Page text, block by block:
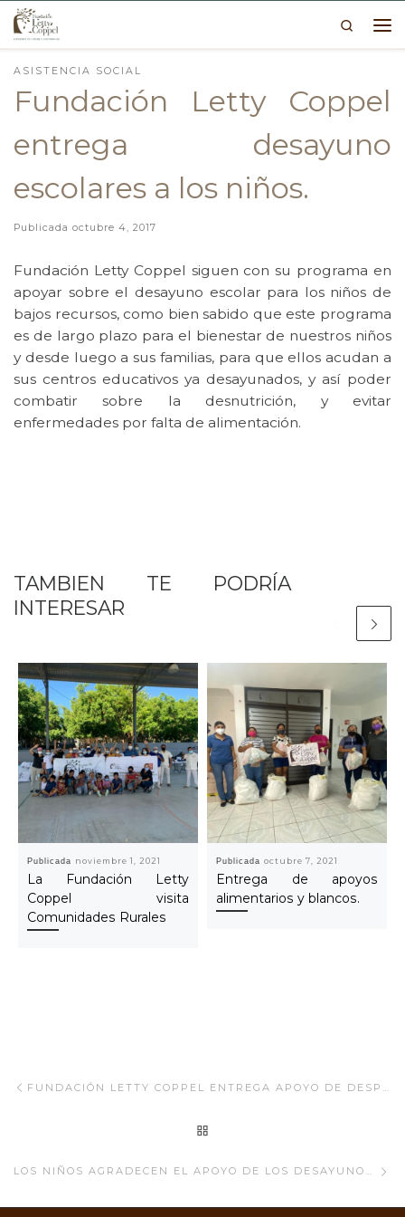
Skip to content
Search
ASISTENCIA SOCIAL
Fundación Letty Coppel
entrega desayuno
escolares a los niños.
Publicada octubre 4, 2017
Fundación Letty Coppel siguen con su programa en
apoyar sobre el desayuno escolar para los niños de
bajos recursos, como bien sabido que este programa
es de largo plazo para el bienestar de nuestros niños
y desde luego a sus familias, para que ellos acudan a
sus centros educativos ya desayunados, y así poder
combatir sobre la desnutrición, y evitar
enfermedades por falta de alimentación.
TAMBIEN TE PODRÍA
INTERESAR
Publicada noviembre 1, 2021
La Fundación Letty
Coppel visita
Comunidades Rurales
Publicadaoctubre 7, 2021
Entrega de apoyos
alimentarios y blancos.
Navegar Artículo FUNDACIÓN LETTY COPPEL ENTREGA APOYO DE DESPENSAS A LOS ADULTOS MAYORES.
LOS NIÑOS AGRADECEN EL APOYO DE LOS DESAYUNOS ESCOLARES, PROGRAMA SEMANAL FIJO.